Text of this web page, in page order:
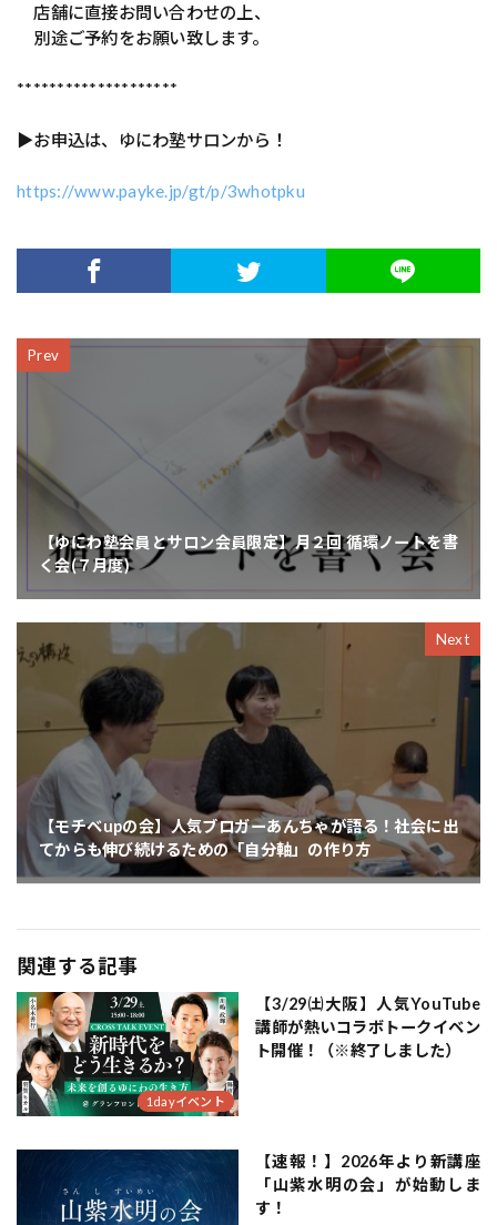
店舗に直接お問い合わせの上、
別途ご予約をお願い致します。
********************
▶お申込は、ゆにわ塾サロンから！
https://www.payke.jp/gt/p/3whotpku
Prev
【ゆにわ塾会員とサロン会員限定】月２回 循環ノートを書
く会(７月度)
Next
【モチベupの会】人気ブロガーあんちゃが語る！社会に出
てからも伸び続けるための「自分軸」の作り方
関連する記事
1dayイベント
【3/29㈯大阪】人気YouTube
講師が熱いコラボトークイベン
ト開催！（※終了しました）
【速報！】2026年より新講座
「山紫水明の会」が始動しま
す！